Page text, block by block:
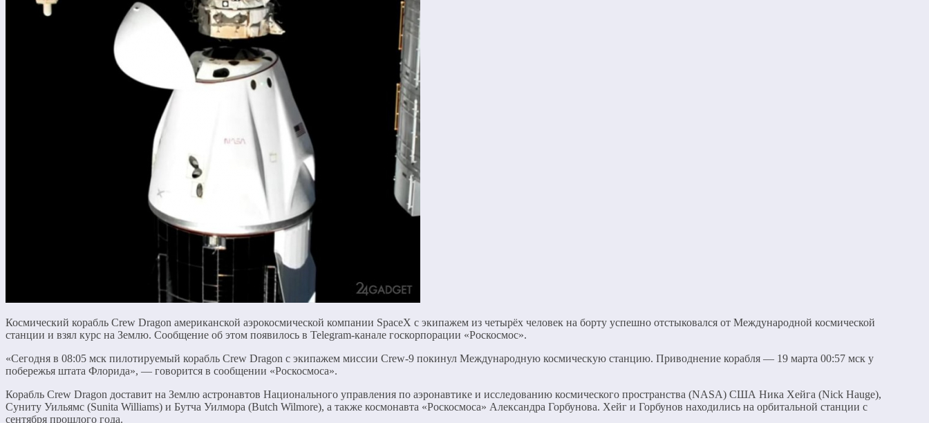
Космический корабль Crew Dragon американской аэрокосмической компании SpaceX с экипажем из четырёх человек на борту успешно отстыковался от Международной космической
станции и взял курс на Землю. Сообщение об этом появилось в Telegram-канале госкорпорации «Роскосмос».
«Сегодня в 08:05 мск пилотируемый корабль Crew Dragon с экипажем миссии Crew-9 покинул Международную космическую станцию. Приводнение корабля — 19 марта 00:57 мск у
побережья штата Флорида», — говорится в сообщении «Роскосмоса».
Корабль Crew Dragon доставит на Землю астронавтов Национального управления по аэронавтике и исследованию космического пространства (NASA) США Ника Хейга (Nick Hauge),
Суниту Уильямс (Sunita Williams) и Бутча Уилмора (Butch Wilmore), а также космонавта «Роскосмоса» Александра Горбунова. Хейг и Горбунов находились на орбитальной станции с
сентября прошлого года.